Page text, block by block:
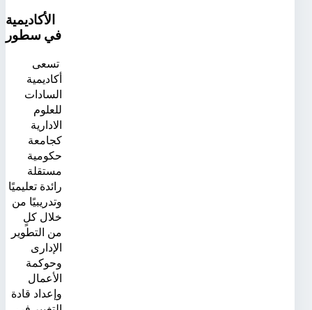
الأكاديمية
في سطور
تسعى
أكاديمية
السادات
للعلوم
الادارية
كجامعة
حكومية
مستقلة
رائدة تعليميًا
وتدريبيًا من
خلال كلٍ
من التطوير
الإدارى
وحوكمة
الأعمال
وإعداد قادة